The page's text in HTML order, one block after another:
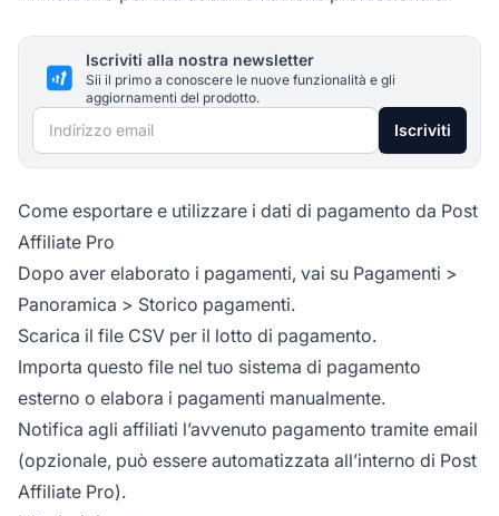
Iscriviti alla nostra newsletter
Sii il primo a conoscere le nuove funzionalità e gli
aggiornamenti del prodotto.
Indirizzo email Iscriviti
Come esportare e utilizzare i dati di pagamento da Post
Affiliate Pro
Dopo aver elaborato i pagamenti, vai su Pagamenti >
Panoramica > Storico pagamenti.
Scarica il file CSV per il lotto di pagamento.
Importa questo file nel tuo sistema di pagamento
esterno o elabora i pagamenti manualmente.
Notifica agli affiliati l’avvenuto pagamento tramite email
(opzionale, può essere automatizzata all’interno di Post
Affiliate Pro).